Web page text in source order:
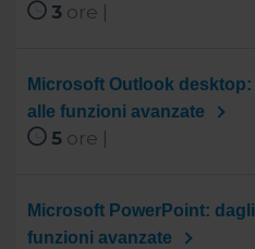
3 ore |
Microsoft Outlook
alle funzioni avanzate
5 ore |
Microsoft PowerPoint:
funzioni avanzate